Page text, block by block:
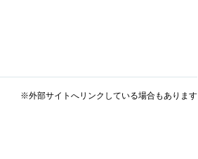
※外部サイトへリンクしている場合もあります